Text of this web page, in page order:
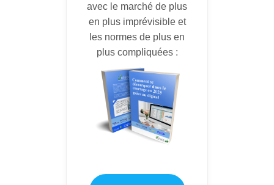
avec le marché de plus
en plus imprévisible et
les normes de plus en
plus compliquées :